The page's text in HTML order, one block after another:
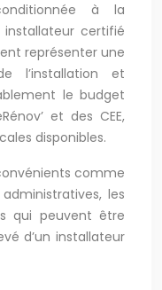
à la
certifié
représenter une
l’installation et
le budget
et des CEE,
disponibles.
comme
les
qui peuvent être
d’un installateur